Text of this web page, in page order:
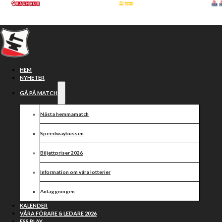
Hoppa till huvudinnehåll
HEM
NYHETER
GÅ PÅ MATCH
Nästa hemmamatch
Speedwaybussen
Biljettpriser 2026
Information om våra lotterier
Anläggningen
KALENDER
VÅRA FÖRARE & LEDARE 2026
Efter premiären: ”En
perfekt start”